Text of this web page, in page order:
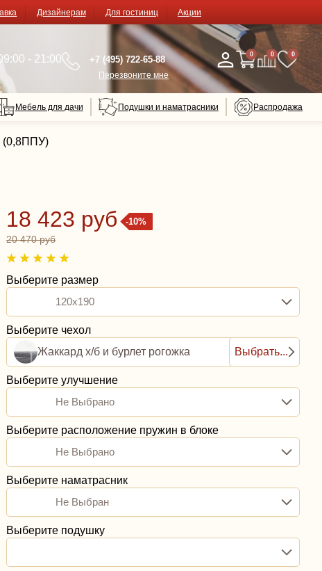
Дизайнерам Для гостиниц Акции
- 21:00 +7 (495) 722-65-88
Перезвоните мне
0 0 0
Мебель для дачи Подушки и наматрасники Распродажа
(0,8ППУ)
-10%
18 423 руб
20 470 руб
Выберите размер
120x190
Выберите чехол
Жаккард х/б и бурлет рогожка
Выбрать...
Выберите улучшение
Не Выбрано
Выберите расположение пружин в блоке
Не Выбрано
Выберите наматрасник
Не Выбран
Выберите подушку